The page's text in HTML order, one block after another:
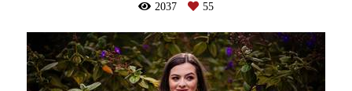
2037 55